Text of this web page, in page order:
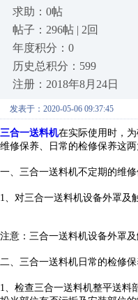
求助：0帖
帖子：296帖 | 2回
年度积分：0
历史总积分：599
注册：2018年8月24日
发表于：2020-05-06 09:37:45
三合一送料机在实际使用时，
维修保养、日常的检修保养这两
一、三合一送料机不定期的维修
1、对三合一送料机设备外罩及
注意：三合一送料机设备外罩
二、三合一送料机日常的检修保
1、检查三合一送料机整平送料